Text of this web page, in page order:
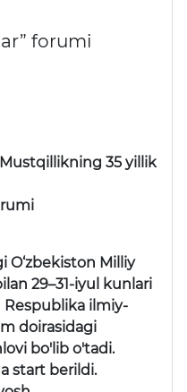
forumi
35 yillik
O‘zbekiston Milliy
29–31-iyul kunlari
Respublika ilmiy-
doirasidagi
bo'lib o'tadi.
start berildi.